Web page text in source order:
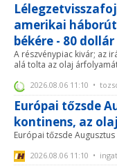
amerikai
békére - 80
A részvénypiac kivár; az
alá tolta az olaj
2026.08.06 11:10 •
Európai tőzsde
kontinens, az
Európai tőzsde
2026.08.06 11:10 •